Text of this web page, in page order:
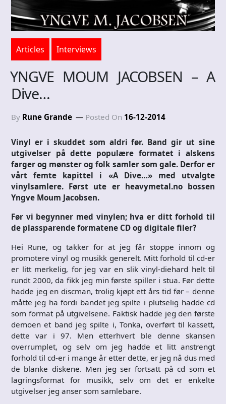
Articles Interviews
YNGVE MOUM JACOBSEN – A
Dive…
By Rune Grande Posted On 16-12-2014
Vinyl er i skuddet som aldri før. Band gir ut sine
utgivelser på dette populære formatet i alskens
farger og mønster og folk samler som gale. Derfor er
vårt femte kapittel i «A Dive…» med utvalgte
vinylsamlere. Først ute er heavymetal.no bossen
Yngve Moum Jacobsen.
Før vi begynner med vinylen; hva er ditt forhold til
de plassparende formatene CD og digitale filer?
Hei Rune, og takker for at jeg får stoppe innom og
promotere vinyl og musikk generelt. Mitt forhold til cd-er
er litt merkelig, for jeg var en slik vinyl-diehard helt til
rundt 2000, da fikk jeg min første spiller i stua. Før dette
hadde jeg en discman, trolig kjøpt ett års tid før – denne
måtte jeg ha fordi bandet jeg spilte i plutselig hadde cd
som format på utgivelsene. Faktisk hadde jeg den første
demoen et band jeg spilte i, Tonka, overført til kassett,
dette var i 97. Men etterhvert ble denne skansen
overrumplet, og selv om jeg hadde et litt anstrengt
forhold til cd-er i mange år etter dette, er jeg nå dus med
de blanke diskene. Men jeg ser fortsatt på cd som et
lagringsformat for musikk, selv om det er enkelte
utgivelser jeg anser som samlebare.